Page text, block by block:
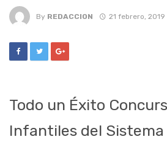
By REDACCION 21 febrero, 2019
Todo un Éxito
Infantiles del Sistema